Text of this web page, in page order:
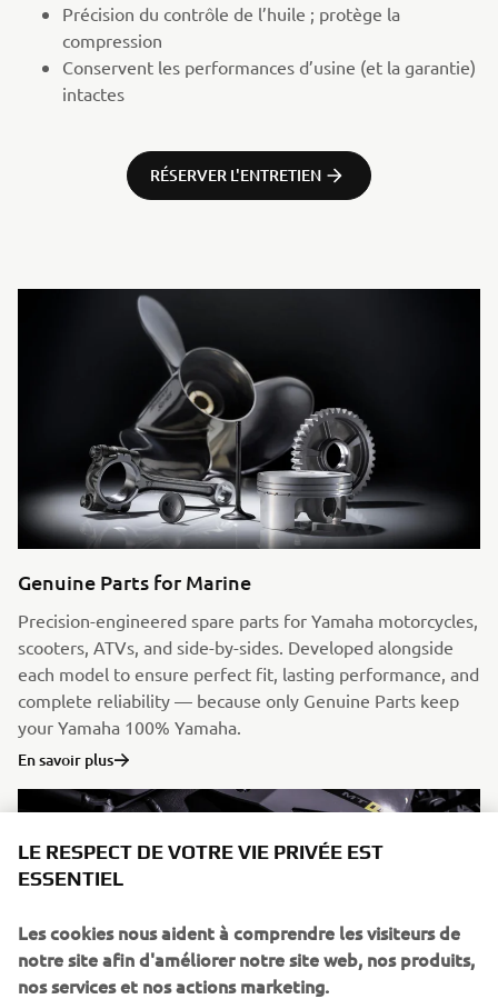
Précision du contrôle de l’huile ; protège la
compression
Conservent les performances d’usine (et la garantie)
intactes
RÉSERVER L'ENTRETIEN
Genuine Parts for Marine
Precision-engineered spare parts for Yamaha motorcycles,
scooters, ATVs, and side-by-sides. Developed alongside
each model to ensure perfect fit, lasting performance, and
complete reliability — because only Genuine Parts keep
your Yamaha 100% Yamaha.
En savoir plus
LE RESPECT DE VOTRE VIE PRIVÉE EST
ESSENTIEL
Les cookies nous aident à comprendre les visiteurs de
notre site afin d'améliorer notre site web, nos produits,
nos services et nos actions marketing.